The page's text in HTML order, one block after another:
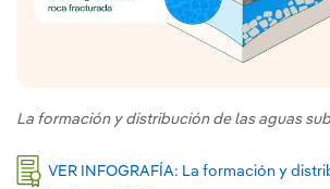
La formación y distribución de las aguas
VER INFOGRAFÍA: La formación y